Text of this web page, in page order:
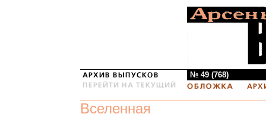
№ 49 (768)
Вселенная